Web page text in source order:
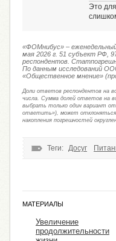
Это
«ФОМнибус» –
мая 2026 г. 51 субъект РФ,
респондентов.
По данным исследований
«Общественное мнение»
Доли ответов респондентов на
числа. Сумма долей ответов на
выбрать только один вариант
ответить»), может отклоняться
накопления погрешностей
Теги: Досуг
МАТЕРИАЛЫ
Увеличение
продолжительности